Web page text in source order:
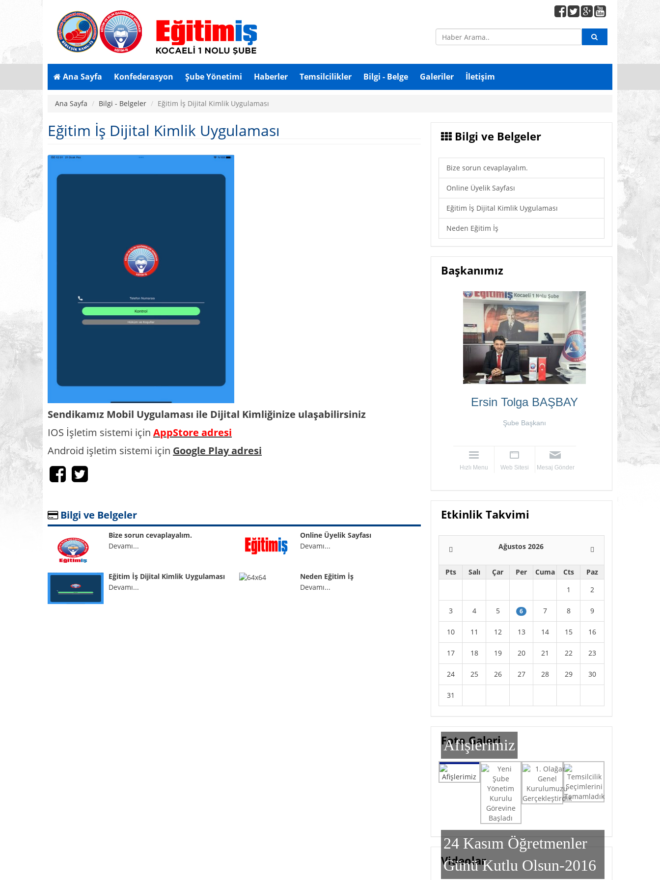
Ana Sayfa Konfederasyon Şube Yönetimi Haberler Temsilcilikler Bilgi - Belge Galeriler İletişim
Ana Sayfa Bilgi - Belgeler Eğitim İş Dijital Kimlik Uygulaması
Eğitim İş Dijital Kimlik Uygulaması
Sendikamız Mobil Uygulaması ile Dijital Kimliğinize ulaşabilirsiniz
IOS İşletim sistemi için AppStore adresi
Android işletim sistemi için Google Play adresi
Bilgi ve Belgeler
Bize sorun cevaplayalım.
Devamı...
Online Üyelik Sayfası
Devamı...
Eğitim İş Dijital Kimlik Uygulaması
Devamı...
Neden Eğitim İş
Devamı...
Bilgi ve Belgeler
Bize sorun cevaplayalım.
Online Üyelik Sayfası
Eğitim İş Dijital Kimlik Uygulaması
Neden Eğitim İş
Başkanımız
Ersin Tolga BAŞBAY
Şube Başkanı
Hızlı Menu Web Sitesi Mesaj Gönder
Etkinlik Takvimi
Ağustos 2026
Pts Salı Çar Per Cuma Cts
Paz
1
2
3 4 5 6 7 8 9
10 11 12 13 14 15 16
17 18 19 20 21 22 23
24 25 26 27 28 29 30
31
Foto Galeri
Afişlerimiz
Yeni Şube Yönetim Kurulu Görevine Başladı
1. Olağan Genel Kurulumuzu Gerçekleştirdik
Temsilcilik Seçimlerini Tamamladık
Afişlerimiz
Videolar
24 Kasım Öğretmenler Günü Kutlu Olsun-2016
Eğitim İş 10. Yıl Filmi
24 Kasım Öğretmenler Günü Kutlu Olsun
24 Kasım Öğretmenler
Günü Kutlu Olsun-2016